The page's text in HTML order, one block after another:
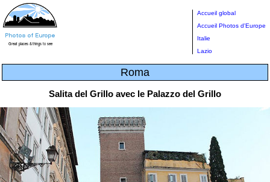
Accueil global
Accueil Photos d'Europe
Italie
Lazio
Roma
Salita del Grillo avec le Palazzo del Grillo